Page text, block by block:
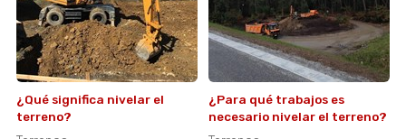
¿Qué significa nivelar el
terreno?
¿Para qué trabajos es
necesario nivelar el terreno?